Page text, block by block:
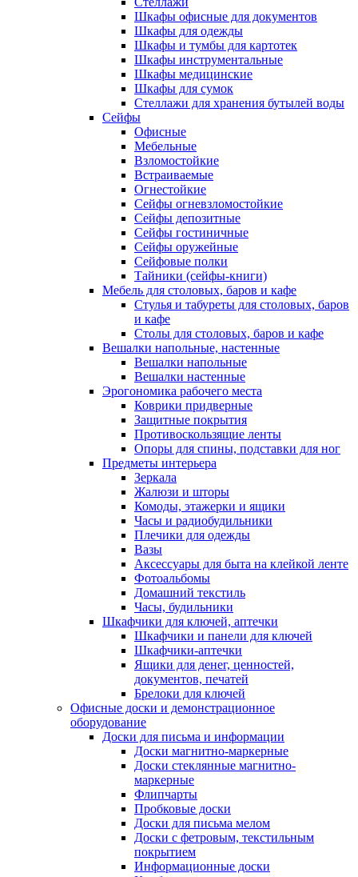
Шкафы офисные для документов
Шкафы для одежды
Шкафы и тумбы для картотек
Шкафы инструментальные
Шкафы медицинские
Шкафы для сумок
Стеллажи для хранения бутылей воды
Сейфы
Офисные
Мебельные
Взломостойкие
Встраиваемые
Огнестойкие
Сейфы огневзломостойкие
Сейфы депозитные
Сейфы гостиничные
Сейфы оружейные
Сейфовые полки
Тайники (сейфы-книги)
Мебель для столовых, баров и кафе
Стулья и табуреты для столовых, баров
и кафе
Столы для столовых, баров и кафе
Вешалки напольные, настенные
Вешалки напольные
Вешалки настенные
Эрогономика рабочего места
Коврики придверные
Защитные покрытия
Противоскользящие ленты
Опоры для спины, подставки для ног
Предметы интерьера
Зеркала
Жалюзи и шторы
Комоды, этажерки и ящики
Часы и радиобудильники
Плечики для одежды
Вазы
Аксессуары для быта на клейкой ленте
Фотоальбомы
Домашний текстиль
Часы, будильники
Шкафчики для ключей, аптечки
Шкафчики и панели для ключей
Шкафчики-аптечки
Ящики для денег, ценностей,
документов, печатей
Брелоки для ключей
Офисные доски и демонстрационное
оборудование
Доски для письма и информации
Доски магнитно-маркерные
Доски стеклянные магнитно-
маркерные
Флипчарты
Пробковые доски
Доски для письма мелом
Доски с фетровым, текстильным
покрытием
Информационные доски